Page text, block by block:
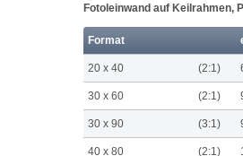
Fotoleinwand auf Keilrahmen,
Format
20 x 40 (2:1)
30 x 60 (2:1)
30 x 90 (3:1)
40 x 80 (2:1)